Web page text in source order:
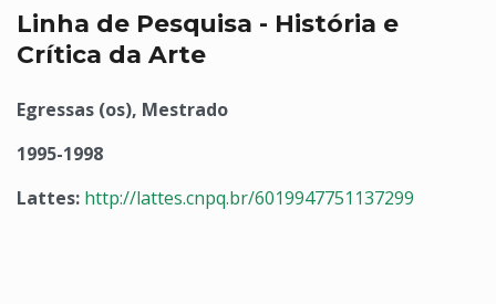
Linha de Pesquisa - História e
Crítica da Arte
Egressas (os), Mestrado
1995-1998
Lattes: http://lattes.cnpq.br/6019947751137299